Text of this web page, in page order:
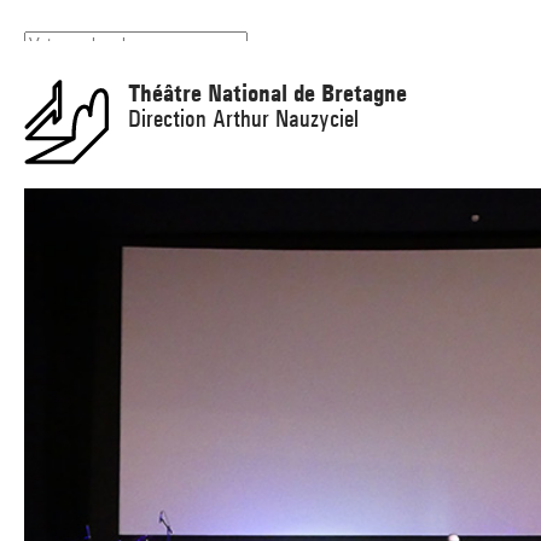
Théâtre National de Bretagne
Direction Arthur Nauzyciel